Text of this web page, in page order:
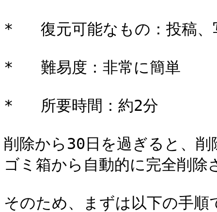
*   復元可能なもの：投稿、
*   難易度：非常に簡単
*   所要時間：約2分
削除から30日を過ぎると、
ゴミ箱から自動的に完全削除
そのため、まずは以下の手